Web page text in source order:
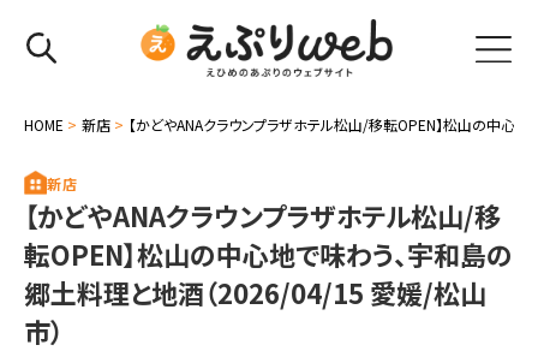
HOME > 新店 > 【かどやANAクラウンプラザホテル松山/移転OPEN】松山の中心
新店
【かどやANAクラウンプラザホテル松山/移
転OPEN】松山の中心地で味わう、宇和島の
郷土料理と地酒（2026/04/15 愛媛/松山
市）